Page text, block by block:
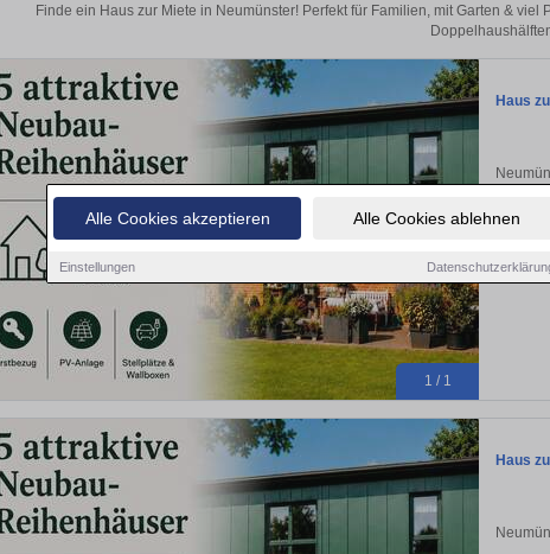
Alle Cookies akzeptieren Alle Cookies ablehnen
Einstellungen
Finde ein Haus zur Miete in Neumünster! Perfekt für Familien, mit Garten &
1 / 1
Haus
Haus
Haus